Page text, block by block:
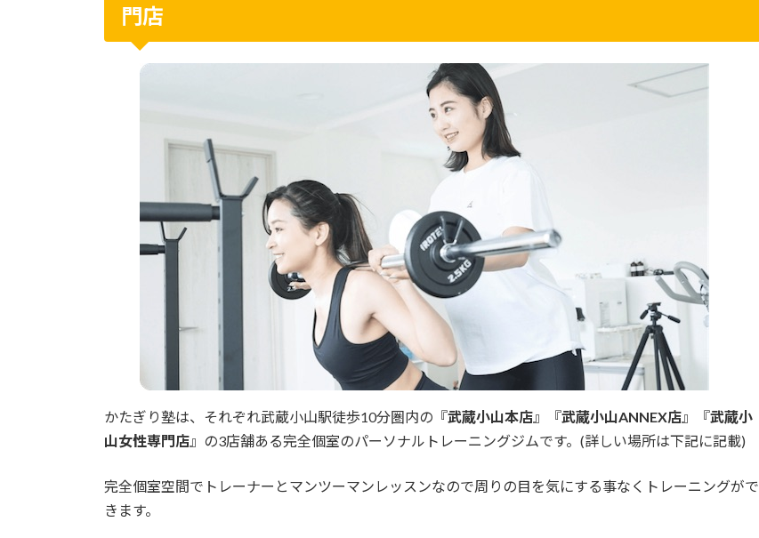
門店
かたぎり塾は、それぞれ武蔵小山駅徒歩10分圏内の『武蔵小山本店』『武蔵小山ANNEX店』『武蔵小
山女性専門店』の3店舗ある完全個室のパーソナルトレーニングジムです。(詳しい場所は下記に記載)
完全個室空間でトレーナーとマンツーマンレッスンなので周りの目を気にする事なくトレーニングがで
きます。